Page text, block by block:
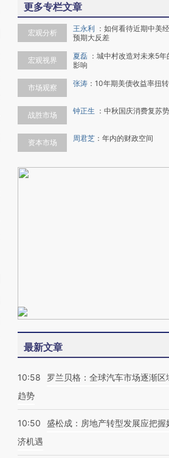
更多专栏文章
宏观分析 王永利 ： 如何看待近期中美
预期大反差
宏观视界 夏磊 ： 城中村改造对未来5年
影响
市场观察 张涛 ： 10年期美债收益率扭
战胜市场 钟正生 ： 中秋国庆消费复苏
资本市场 周君芝 ： 年内的财政空间
最新文章
10:58
罗兰贝格：全球汽车市场逐渐区
趋势
10:50
盛松成：房地产转型发展应把握
济机遇